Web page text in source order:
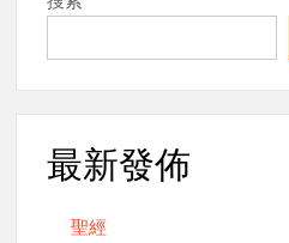
最新發佈
聖經